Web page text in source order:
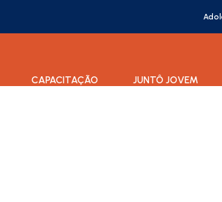
CAPACITAÇÃO JUNTÔ JOVEM